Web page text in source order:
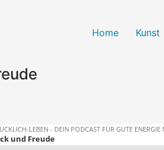
Home Kunst